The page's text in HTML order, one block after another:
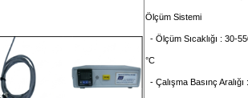
Ölçüm Sistemi
- Ölçüm Sıcaklığı : 30-
°C
- Çalışma Basınç Aralığı :